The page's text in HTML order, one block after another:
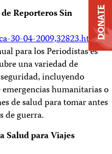
Reporteros Sin
30-04-2009,32823.html
para los Periodistas es
una variedad de
incluyendo
humanitarias o
de salud para tomar antes
de guerra.
Salud para Viajes
DONATE